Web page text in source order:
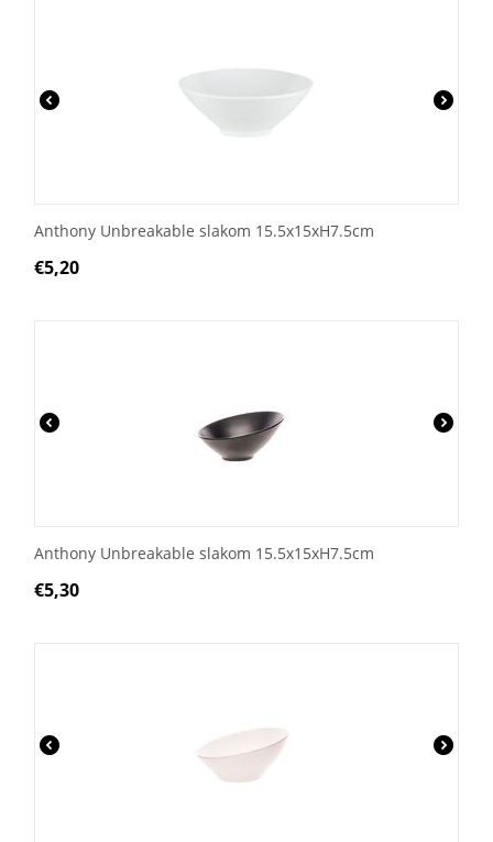
Anthony Unbreakable slakom 15.5x15xH7.5cm
€5,20
Anthony Unbreakable slakom 15.5x15xH7.5cm
€5,30